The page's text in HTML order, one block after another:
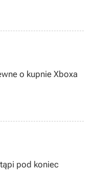
o kupnie Xboxa
pod koniec